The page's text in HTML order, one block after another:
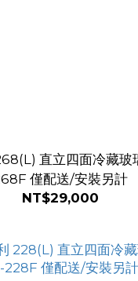
直立四面冷藏玻
僅配送/安裝另計
NT$29,000